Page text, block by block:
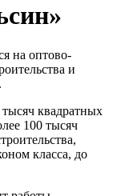
на оптово-
и
квадратных
100 тысяч
класса, до